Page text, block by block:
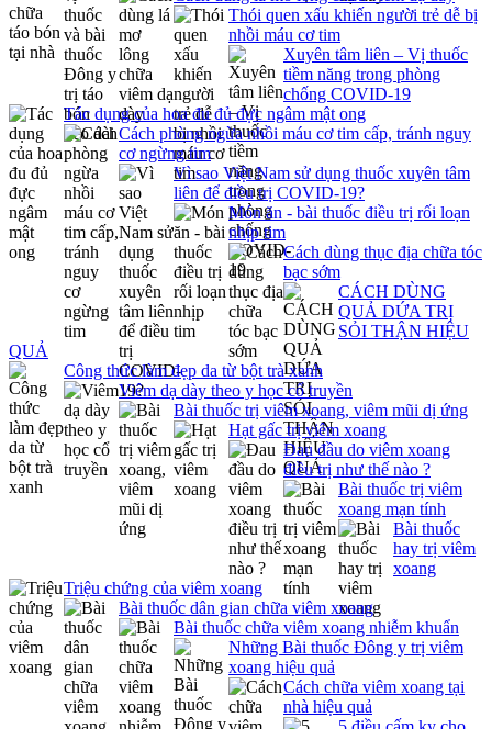
Thói quen xấu khiến người trẻ dễ bị
nhồi máu cơ tim
Xuyên tâm liên – Vị thuốc
tiềm năng trong phòng
chống COVID-19
Tác dụng của hoa đu đủ đực ngâm mật ong
Cách phòng ngừa nhồi máu cơ tim cấp, tránh nguy
cơ ngừng tim
Vì sao Việt Nam sử dụng thuốc xuyên tâm
liên để điều trị COVID-19?
Món ăn - bài thuốc điều trị rối loạn
nhịp tim
Cách dùng thục địa chữa tóc
bạc sớm
CÁCH DÙNG
QUẢ DỨA TRỊ
SỎI THẬN HIỆU
QUẢ
Công thức làm đẹp da từ bột trà xanh
Viêm dạ dày theo y học cổ truyền
Bài thuốc trị viêm xoang, viêm mũi dị ứng
Hạt gấc trị viêm xoang
Đau đầu do viêm xoang
điều trị như thế nào ?
Bài thuốc trị viêm
xoang mạn tính
Bài thuốc
hay trị viêm
xoang
Triệu chứng của viêm xoang
Bài thuốc dân gian chữa viêm xoang
Bài thuốc chữa viêm xoang nhiễm khuẩn
Những Bài thuốc Đông y trị viêm
xoang hiệu quả
Cách chữa viêm xoang tại
nhà hiệu quả